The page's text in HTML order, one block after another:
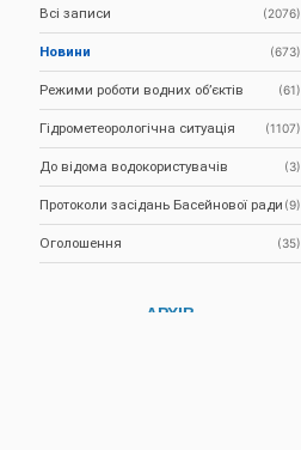
Всі записи (2076)
Новини (673)
Режими роботи водних об’єктів (61)
Гідрометеорологічна ситуація (1107)
До відома водокористувачів (3)
Протоколи засідань Басейнової ради (9)
Оголошення (35)
АРХІВ